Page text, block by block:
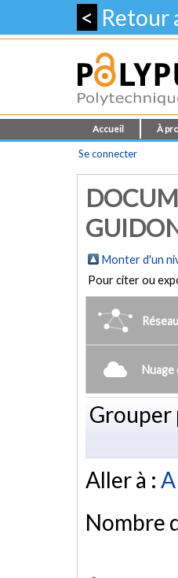
< Retour
Accueil À
Se connecter
Monter d'un
Pour citer ou
Nuage
Grouper
Aller à : A
Nombre